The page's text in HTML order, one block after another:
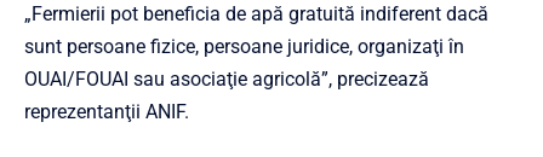
„Fermierii pot beneficia de apă gratuită indiferent dacă
sunt persoane fizice, persoane juridice, organizaţi în
OUAI/FOUAI sau asociaţie agricolă”, precizează
reprezentanţii ANIF.